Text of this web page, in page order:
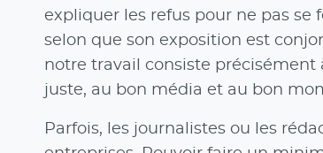
expliquer les refus pour ne pas se
selon que son exposition est
notre travail consiste précisément
juste, au bon média et au bon
Parfois, les journalistes ou les